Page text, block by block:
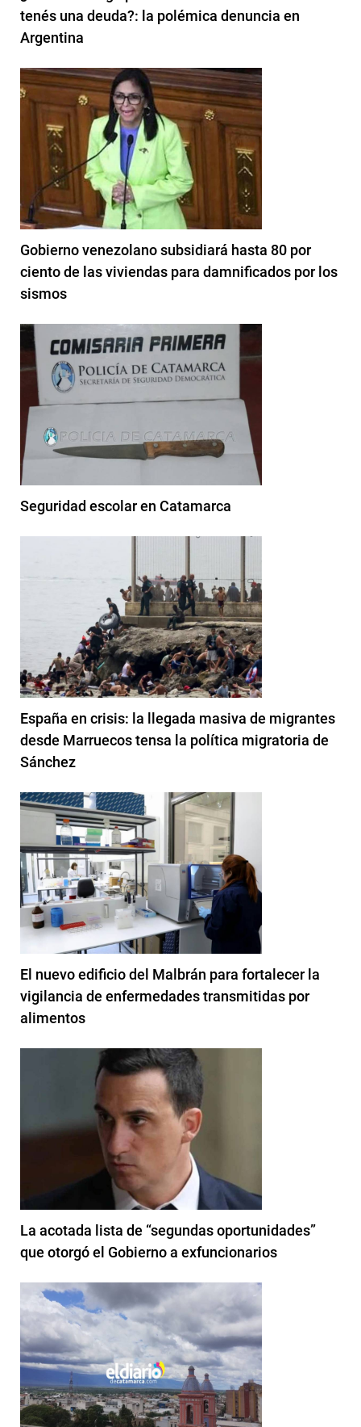
tenés una deuda?: la polémica denuncia en
Argentina
Gobierno venezolano subsidiará hasta 80 por
ciento de las viviendas para damnificados por los
sismos
Seguridad escolar en Catamarca
España en crisis: la llegada masiva de migrantes
desde Marruecos tensa la política migratoria de
Sánchez
El nuevo edificio del Malbrán para fortalecer la
vigilancia de enfermedades transmitidas por
alimentos
La acotada lista de “segundas oportunidades”
que otorgó el Gobierno a exfuncionarios